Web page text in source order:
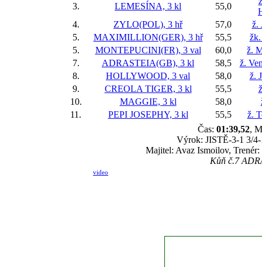
3.
LEMESÍNA, 3 kl 55,0
4.
ZYLO(POL), 3 hř 57,0
ž.
5.
MAXIMILLION(GER), 3 hř 55,5
5.
MONTEPUCINI(FR), 3 val 60,0
ž.
7.
ADRASTEIA(GB), 3 kl 58,5
ž.
8.
HOLLYWOOD, 3 val 58,0
ž.
9.
CREOLA TIGER, 3 kl 55,5
10.
MAGGIE, 3 kl 58,0
11.
PEPI JOSEPHY, 3 kl 55,5
ž.
Čas: 01:39,52,
Výrok: JISTĚ-3-1 3/4-
Majitel: Avaz Ismoilov,
Kůň č.7
video